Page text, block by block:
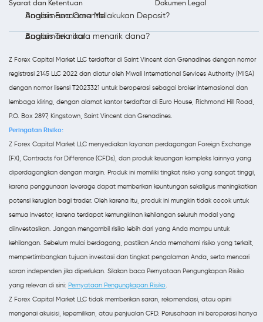
Syarat dan Ketentuan
Dokumen Legal
Analisis Fundamental
Analisis Teknikal
Bagaimana Cara Melakukan Deposit?
Bagaimana cara menarik dana?
Z Forex Capital Market LLC terdaftar di Saint Vincent dan Grenadines dengan nomor
registrasi 2145 LLC 2022 dan diatur oleh Mwali International Services Authority (MISA)
dengan nomor lisensi T2023321 untuk beroperasi sebagai broker internasional dan
lembaga kliring, dengan alamat kantor terdaftar di Euro House, Richmond Hill Road,
P.O. Box 2897, Kingstown, Saint Vincent dan Grenadines.
Peringatan Risiko:
Z Forex Capital Market LLC menyediakan layanan perdagangan Foreign Exchange
(FX), Contracts for Difference (CFDs), dan produk keuangan kompleks lainnya yang
diperdagangkan dengan margin. Produk ini memiliki tingkat risiko yang sangat tinggi,
karena penggunaan leverage dapat memberikan keuntungan sekaligus meningkatkan
potensi kerugian bagi trader. Oleh karena itu, produk ini mungkin tidak cocok untuk
semua investor, karena terdapat kemungkinan kehilangan seluruh modal yang
diinvestasikan. Jangan mengambil risiko lebih dari yang Anda mampu untuk
kehilangan. Sebelum mulai berdagang, pastikan Anda memahami risiko yang terkait,
mempertimbangkan tujuan investasi dan tingkat pengalaman Anda, serta mencari
saran independen jika diperlukan. Silakan baca Pernyataan Pengungkapan Risiko
yang relevan di sini: Pernyataan Pengungkapan Risiko
Z Forex Capital Market LLC tidak memberikan saran, rekomendasi, atau opini
mengenai akuisisi, kepemilikan, atau penjualan CFD. Perusahaan ini beroperasi hanya